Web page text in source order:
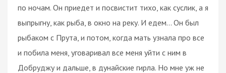
по ночам. Он приедет и посвистит тихо, как суслик, а я
выпрыгну, как рыба, в окно на реку. И едем... Он был
рыбаком с Прута, и потом, когда мать узнала про все
и побила меня, уговаривал все меня уйти с ним в
Добруджу и дальше, в дунайские гирла. Но мне уж не